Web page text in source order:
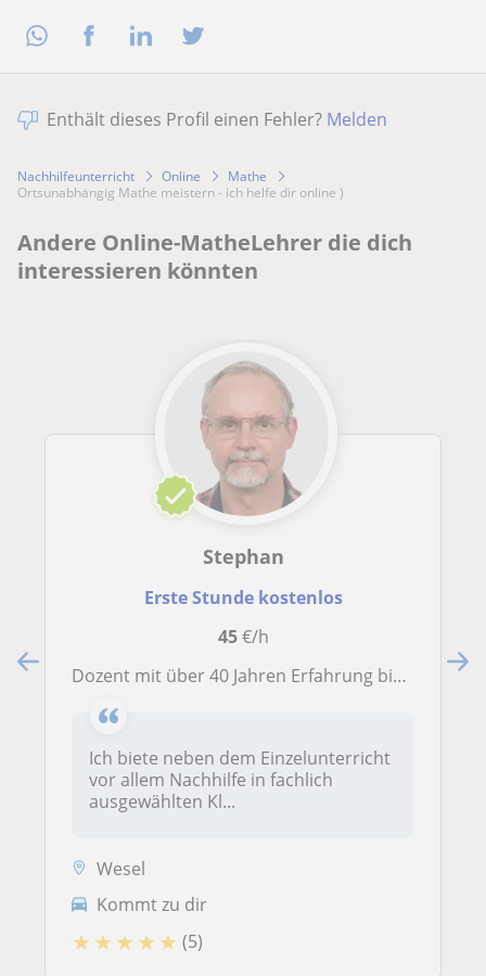
Enthält dieses Profil einen Fehler? Melden
Nachhilfeunterricht Online
Mathe
Ortsunabhängig Mathe meistern - ich helfe dir online )
Andere Online-MatheLehrer die dich
interessieren könnten
Stephan
Erste Stunde kostenlos
45€/h
Dozent mit über 40 Jahren Erfahrung bietet online Mathematik-Nachhilfe und Fachrechnen für Berufsschüler
Ich biete neben dem Einzelunterricht
vor allem Nachhilfe in fachlich
ausgewählten Kl...
Wesel
Kommt zu dir
★ ★ ★ ★ ★ (5)